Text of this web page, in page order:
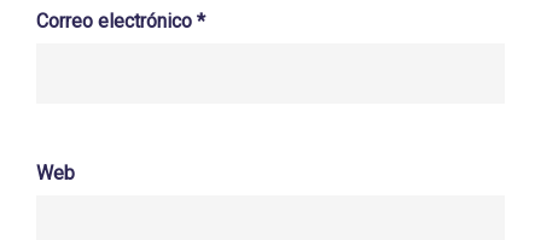
Correo electrónico *
Web